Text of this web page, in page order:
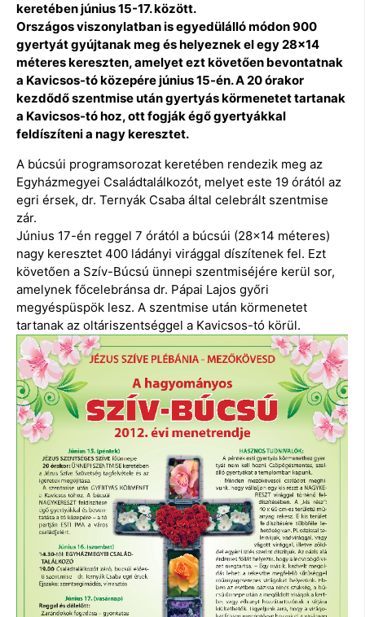
keretében június 15-17. között.
Országos viszonylatban is egyedülálló módon 900
gyertyát gyújtanak meg és helyeznek el egy 28×14
méteres kereszten, amelyet ezt követően bevontatnak
a Kavicsos-tó közepére június 15-én. A 20 órakor
kezdődő szentmise után gyertyás körmenetet tartanak
a Kavicsos-tó hoz, ott fogják égő gyertyákkal
feldíszíteni a nagy keresztet.
A búcsúi programsorozat keretében rendezik meg az
Egyházmegyei Családtalálkozót, melyet este 19 órától az
egri érsek, dr. Ternyák Csaba által celebrált szentmise
zár.
Június 17-én reggel 7 órától a búcsúi (28×14 méteres)
nagy keresztet 400 ládányi virággal díszítenek fel. Ezt
követően a Szív-Búcsú ünnepi szentmiséjére kerül sor,
amelynek főcelebránsa dr. Pápai Lajos győri
megyéspüspök lesz. A szentmise után körmenetet
tartanak az oltáriszentséggel a Kavicsos-tó körül.